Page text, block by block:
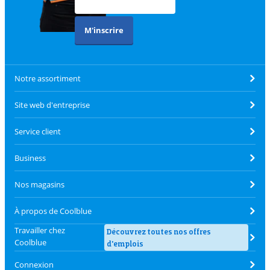
M'inscrire
Notre assortiment
Site web d'entreprise
Service client
Business
Nos magasins
À propos de Coolblue
Travailler chez
Coolblue
Découvrez toutes nos offres
d'emplois
Connexion